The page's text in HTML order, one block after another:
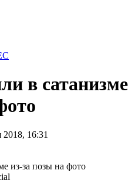
в сатанизме
16:31